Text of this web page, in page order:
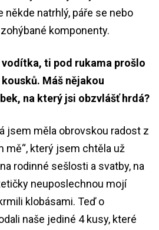
někde natrhlý, páře se nebo
komponenty.
ti pod rukama prošlo
Máš nějakou
na který jsi obzvlášť hrdá?
jsem měla obrovskou radost z
mě“, který jsem chtěla už
rodinné sešlosti a svatby, na
neuposlechnou mojí
klobásami. Teď o
naše jediné 4 kusy, které